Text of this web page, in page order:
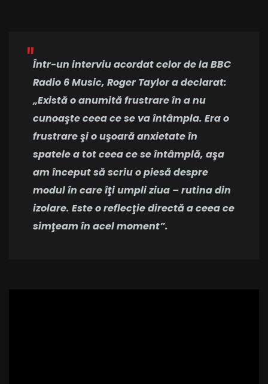
Într-un interviu acordat celor de la BBC
Radio 6 Music, Roger Taylor a declarat:
„Există o anumită frustrare în a nu
cunoaşte ceea ce se va întâmpla. Era o
frustrare şi o uşoară anxietate în
spatele a tot ceea ce se întâmplă, aşa
am început să scriu o piesă despre
modul în care îţi umpli ziua – rutina din
izolare. Este o reflecţie directă a ceea ce
simţeam în acel moment”.